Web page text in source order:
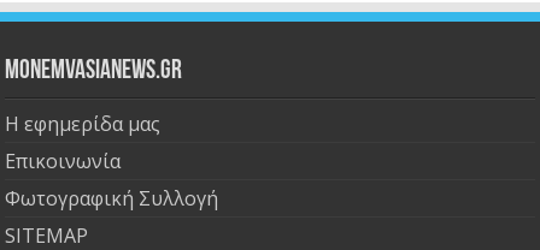
Monemvasianews.gr
Η εφημερίδα μας
Επικοινωνία
Φωτογραφική Συλλογή
SITEMAP